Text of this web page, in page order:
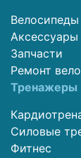
Велосипеды
Аксессуары
Запчасти
Ремонт
Тренажеры
Силовые
Фитнес